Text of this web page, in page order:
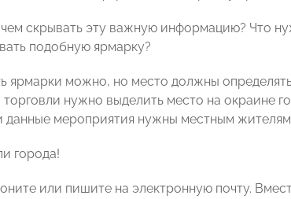
скрывать эту важную информацию? Что
подобную ярмарку?
ярмарки можно, но место должны
нужно выделить место на окраине
данные мероприятия нужны местным
города!
или пишите на электронную почту.